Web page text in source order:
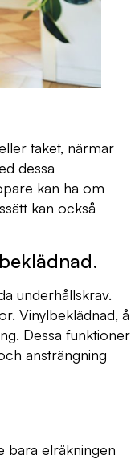
taket, närmar
dessa
kan ha om
kan också
underhållskrav.
Vinylbeklädnad, å
Dessa funktioner
ansträngning
bara elräkningen